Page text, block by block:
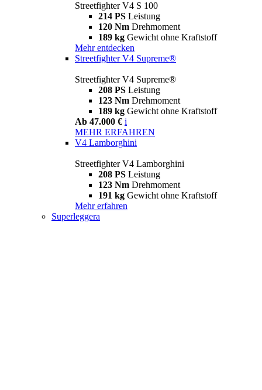
Streetfighter V4 S 100
214 PS Leistung
120 Nm Drehmoment
189 kg Gewicht ohne Kraftstoff
Mehr entdecken
Streetfighter V4 Supreme®
Streetfighter V4 Supreme®
208 PS Leistung
123 Nm Drehmoment
189 kg Gewicht ohne Kraftstoff
Ab 47.000 € i
MEHR ERFAHREN
V4 Lamborghini
Streetfighter V4 Lamborghini
208 PS Leistung
123 Nm Drehmoment
191 kg Gewicht ohne Kraftstoff
Mehr erfahren
Superleggera